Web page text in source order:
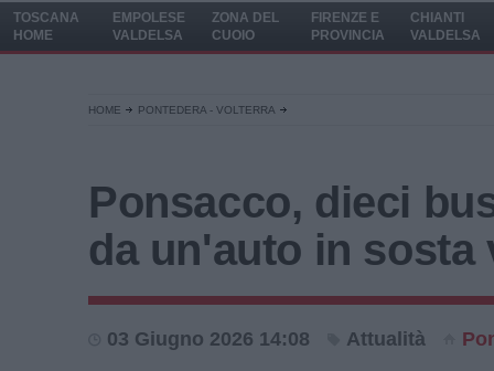
TOSCANA
HOME
EMPOLESE
VALDELSA
ZONA DEL
CUOIO
FIRENZE E
PROVINCIA
CHIANTI
VALDELSA
HOME PONTEDERA - VOLTERRA
Ponsacco, dieci
da un'auto in sosta
03 Giugno 2026 14:08 Attualità